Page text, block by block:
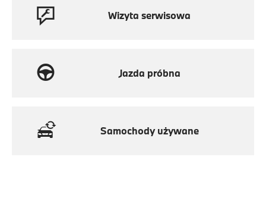
Wizyta serwisowa
Jazda próbna
Samochody używane